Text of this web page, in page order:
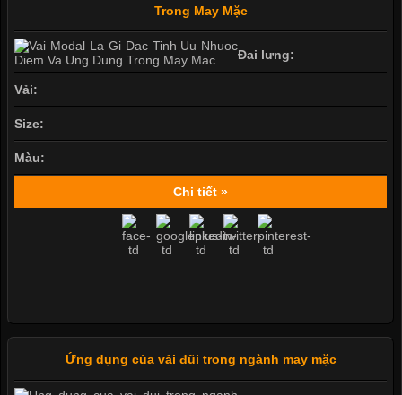
Trong May Mặc
Đai lưng:
Vải:
Size:
Màu:
Chi tiết »
Ứng dụng của vải đũi trong ngành may mặc